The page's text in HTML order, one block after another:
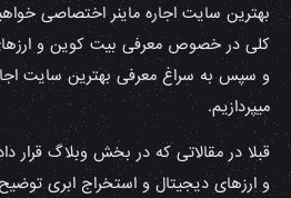
بهترین سایت اجاره ماینر اختصاصی
کلی در خصوص معرفی بیت کوین و
و سپس به سراغ معرفی بهترین سایت
میپردازیم.
قبلا در مقالاتی که در بخش وبلاگ قرار
و ارزهای دیجیتال و استخراج ابری توضیح